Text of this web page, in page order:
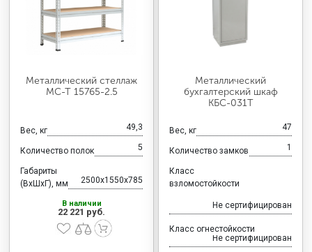
Металлический стеллаж
МС-Т 15765-2.5
Вес, кг 49,3
Количество полок 5
Габариты
(ВхШхГ), мм
2500x1550x785
В наличии
22 221 руб.
Металлический
бухгалтерский шкаф
КБС-031Т
Вес, кг 47
Количество замков 1
Класс
взломостойкости
Не сертифицирован
Класс огнестойкости
Не сертифицирован